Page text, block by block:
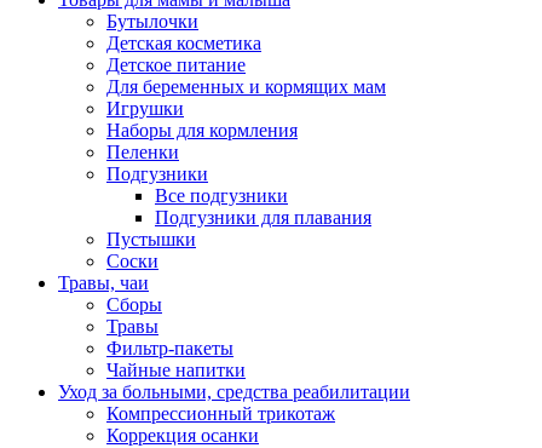
Бутылочки
Детская косметика
Детское питание
Для беременных и кормящих мам
Игрушки
Наборы для кормления
Пеленки
Подгузники
Все подгузники
Подгузники для плавания
Пустышки
Соски
Травы, чаи
Сборы
Травы
Фильтр-пакеты
Чайные напитки
Уход за больными, средства реабилитации
Компрессионный трикотаж
Коррекция осанки